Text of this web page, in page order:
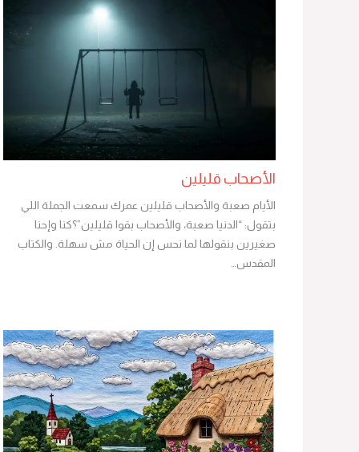
الأصحاب قليلين
الأيام صعبة والأصحاب قليلين عمرك سمعت الجملة اللي
بتقول: “الدنيا صعبة، والأصحاب بقوا قليلين”؟كنا وإحنا
صغيرين بنقولها لما نحس إن الحياة مش سهلة. والكتاب